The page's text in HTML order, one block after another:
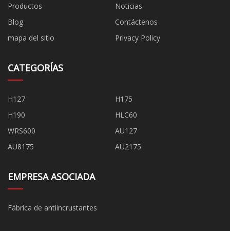
Productos
Noticias
Blog
Contáctenos
mapa del sitio
Privacy Policy
CATEGORÍAS
H127
H175
H190
HLC60
WRS600
AU127
AU8175
AU2175
EMPRESA ASOCIADA
Fábrica de antiincrustantes